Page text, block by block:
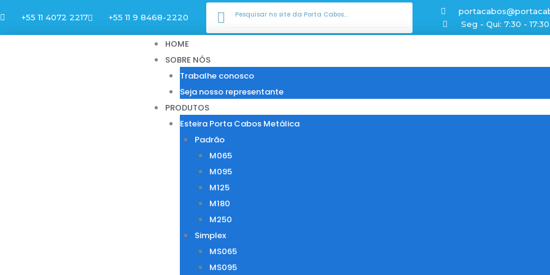
para
+55 11 4072 2217 +55 11 9 8468-2220 Pesquisar
Seg - Qui: 7:30 -
HOME
SOBRE NÓS
Trabalhe conosco
Seja nosso representante
PRODUTOS
Esteira Porta Cabos Metálica
Padrão
M065
M095
M125
M180
M250
Simplex
MS065
MS095